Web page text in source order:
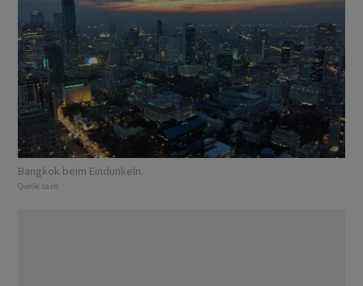
Bangkok beim Eindunkeln.
Quelle: cash